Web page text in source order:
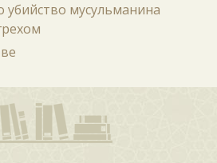
убийство мусульманина